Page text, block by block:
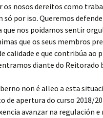
os nosos dereitos como
só por iso. Queremos
que nos poidamos sentir
que os seus membros
calidade e que contribúa ao
diante do Reitorado
non é alleo a esta
de apertura do curso 2018/
avanzar na regulación